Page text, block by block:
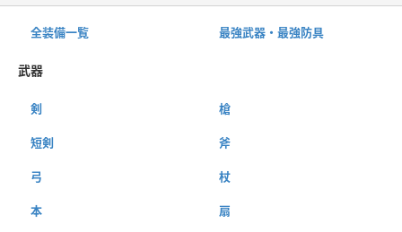
全装備一覧 最強武器・最強防具
武器
剣 槍
短剣 斧
弓 杖
本 扇